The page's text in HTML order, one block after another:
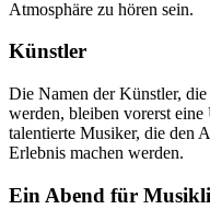
Atmosphäre zu hören sein.
Künstler
Die Namen der Künstler,
werden, bleiben vorerst eine
talentierte Musiker, die den
Erlebnis machen werden.
Ein Abend für